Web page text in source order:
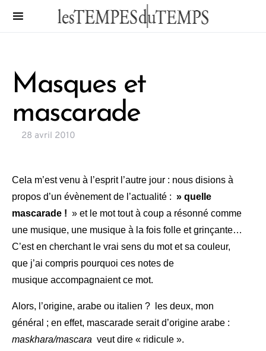
Masques et
mascarade
28 avril 2010
Cela m’est venu à l’esprit l’autre jour : nous disions à
propos d’un évènement de l’actualité : » quelle
mascarade ! » et le mot tout à coup a résonné comme
une musique, une musique à la fois folle et grinçante…
C’est en cherchant le vrai sens du mot et sa couleur,
que j’ai compris pourquoi ces notes de
musique accompagnaient ce mot.
Alors, l’origine, arabe ou italien ? les deux, mon
général ; en effet, mascarade serait d’origine arabe :
maskhara/mascara veut dire « ridicule ».